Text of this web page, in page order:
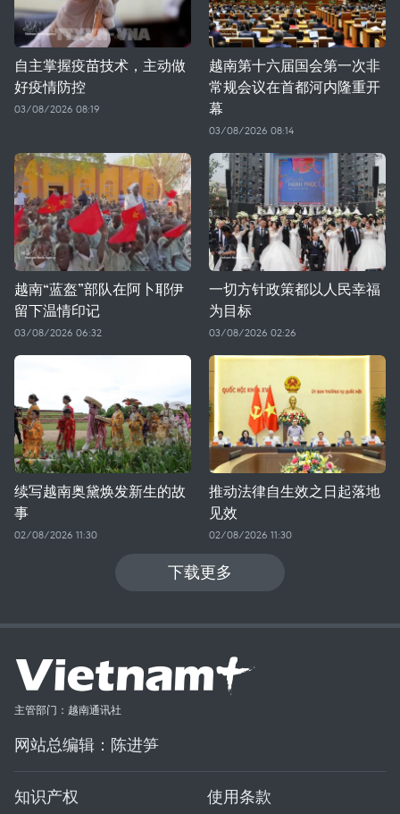
自主掌握疫苗技术，主动做
好疫情防控
03/08/2026 08:19
越南第十六届国会第一次非
常规会议在首都河内隆重开
幕
03/08/2026 08:14
越南“蓝盔”部队在阿卜耶伊
留下温情印记
03/08/2026 06:32
一切方针政策都以人民幸福
为目标
03/08/2026 02:26
续写越南奥黛焕发新生的故
事
02/08/2026 11:30
推动法律自生效之日起落地
见效
02/08/2026 11:30
下载更多
主管部门：越南通讯社
网站总编辑：陈进笋
知识产权 使用条款